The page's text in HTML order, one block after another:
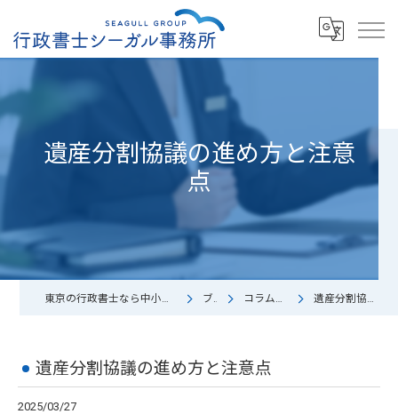
遺産分割協議の進め方と注意
点
東京の行政書士なら中小企業診断士/行政書士シーガル事務所 ブログ コラム（お役立ち） 遺産分割協議の進め方と注意点
遺産分割協議の進め方と注意点
2025/03/27